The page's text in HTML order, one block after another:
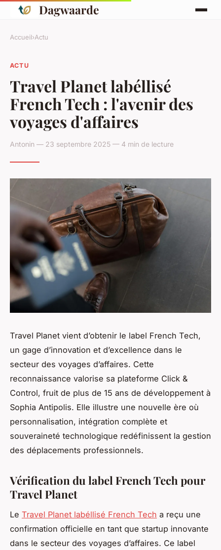
Dagwaarde
Accueil›Actu
ACTU
Travel Planet labéllisé
French Tech : l'avenir des
voyages d'affaires
Antonin — 23 septembre 2025 — 4 min de lecture
Travel Planet vient d’obtenir le label French Tech,
un gage d’innovation et d’excellence dans le
secteur des voyages d’affaires. Cette
reconnaissance valorise sa plateforme Click &
Control, fruit de plus de 15 ans de développement à
Sophia Antipolis. Elle illustre une nouvelle ère où
personnalisation, intégration complète et
souveraineté technologique redéfinissent la gestion
des déplacements professionnels.
Vérification du label French Tech pour
Travel Planet
Le Travel Planet labéllisé French Tech a reçu une
confirmation officielle en tant que startup innovante
dans le secteur des voyages d’affaires. Ce label